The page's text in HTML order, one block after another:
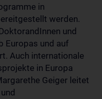
in
werden.
und
Europas und auf
Auch internationale
in Europa
Geiger leitet